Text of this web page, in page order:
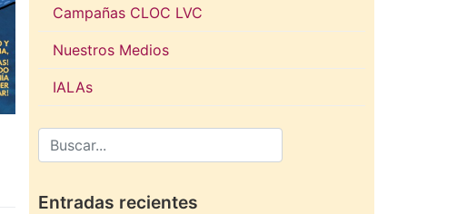
Campañas CLOC LVC
Nuestros Medios
IALAs
Entradas recientes